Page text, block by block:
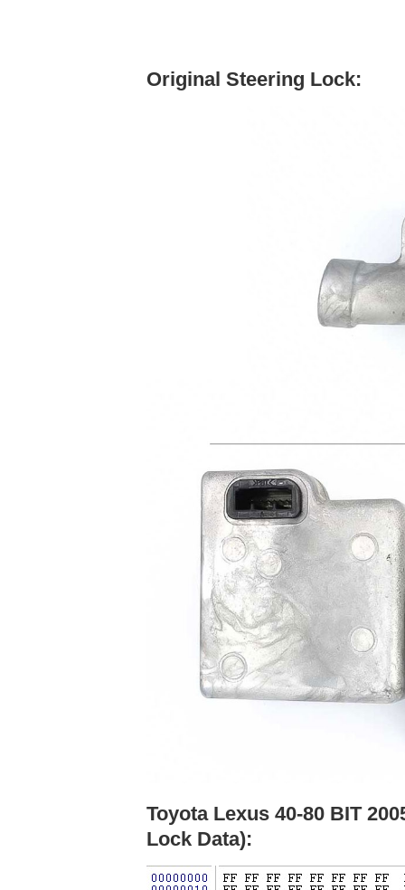
Original Steering Lock:
Toyota Lexus 40-80 BIT
Lock Data):